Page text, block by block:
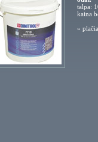
talpa:
kaina
»